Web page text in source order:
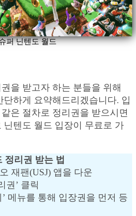
퍼 닌텐도 월드
을 받고자 하는 분들을 위해
단하게 요약해드리겠습니다. 입
은 절차로 정리권을 받으시면
닌텐도 월드 입장이 무료로 가
리권 받는 법
재팬(USJ) 앱을 다운
권’ 클릭
메뉴를 통해 입장권을 먼저 등